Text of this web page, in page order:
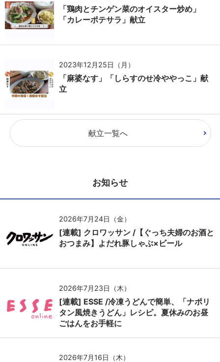
「鶏肉とチンゲン菜のオイスター炒め」
「カレーポテサラ」献立
2023年12月25日（月）
「麻婆なす」「しらすのせ冷ややっこ」献
立
献立一覧へ
お知らせ
2026年7月24日（金）
[連載] クロワッサン /【ぐっち夫婦のお酒と
おつまみ】よだれ豚しゃぶ×ビール
2026年7月23日（木）
[連載] ESSE /冷凍うどんで簡単、「ナポリ
タン風焼きうどん」レシピ。夏休みのお昼
ごはんをお手軽に
2026年7月16日（木）